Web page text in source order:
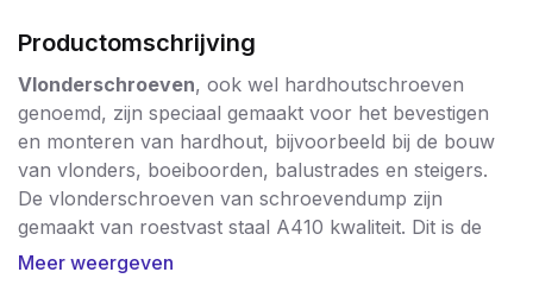
Productomschrijving
Vlonderschroeven, ook wel hardhoutschroeven
genoemd, zijn speciaal gemaakt voor het bevestigen
en monteren van hardhout, bijvoorbeeld bij de bouw
van vlonders, boeiboorden, balustrades en steigers.
De vlonderschroeven van schroevendump zijn
gemaakt van roestvast staal A410 kwaliteit. Dit is de
meest betrouwbare kwaliteit staal als het gaat om RVS.
Meer weergeven